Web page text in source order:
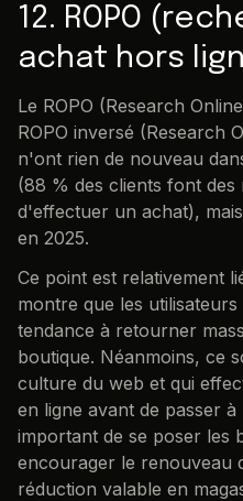
12. ROPO
achat hors
Le ROPO (Research
ROPO inversé (Research
n'ont rien de nouveau
(88 % des clients font
d'effectuer un achat),
en 2025.
Ce point est relativement
montre que les
tendance à retourner
boutique. Néanmoins, ce
culture du web et qui
en ligne avant de passer
important de se poser les
encourager le renouveau
réduction valable en